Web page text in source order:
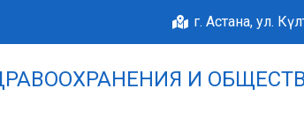
г. Астана, ул.
И